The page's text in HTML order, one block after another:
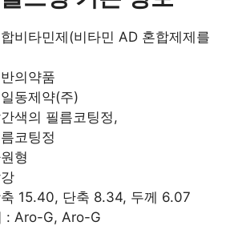
비타민제(비타민 AD 혼합제제를
의약품
동제약(주)
색의 필름코팅정,
코팅정
형
15.40, 단축 8.34, 두께 6.07
: Aro-G, Aro-G